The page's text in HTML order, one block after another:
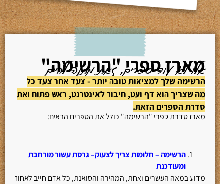
מארז ספרי "הרשימה"
אלו לא עוד ספרים, זאת מתנה לחיים
הרשימה שלך למציאות טובה יותר - צעד אחר צעד כל
מה שצריך הוא דף ועט, חיבור לאינטרנט, ראש פתוח ואת
סדרת הספרים הזאת.
מארז סדרת ספרי "הרשימה" כולל את הספרים הבאים:
הרשימה – חלומות צריך לצעוק– גרסת עשור מורחבת
ומעודכנת
מדוע במאה העשרים ואחת, המהירה והסואנת, כל אדם חייב לאחוז